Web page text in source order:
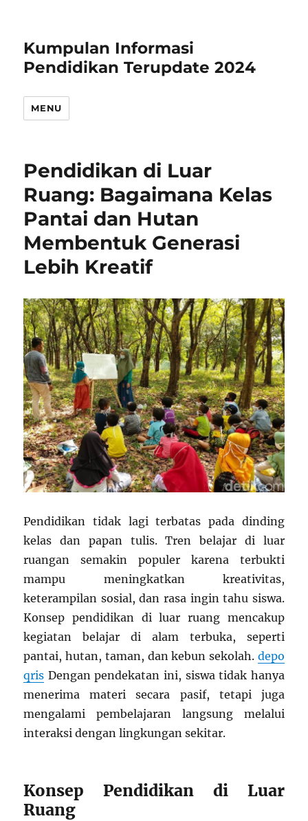
Kumpulan Informasi
Pendidikan Terupdate 2024
MENU
Pendidikan di Luar
Ruang: Bagaimana Kelas
Pantai dan Hutan
Membentuk Generasi
Lebih Kreatif
Pendidikan tidak lagi terbatas pada dinding
kelas dan papan tulis. Tren belajar di luar
ruangan semakin populer karena terbukti
mampu meningkatkan kreativitas,
keterampilan sosial, dan rasa ingin tahu siswa.
Konsep pendidikan di luar ruang mencakup
kegiatan belajar di alam terbuka, seperti
pantai, hutan, taman, dan kebun sekolah. depo
qris Dengan pendekatan ini, siswa tidak hanya
menerima materi secara pasif, tetapi juga
mengalami pembelajaran langsung melalui
interaksi dengan lingkungan sekitar.
Konsep Pendidikan di Luar
Ruang